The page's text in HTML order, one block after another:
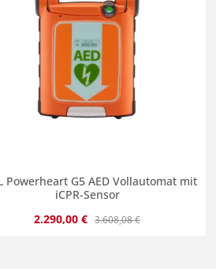
Powerheart G5 AED Vollautomat mit
iCPR-Sensor
Verkaufspreis:
2.290,00 € Regulärer Preis:
3.608,08 €